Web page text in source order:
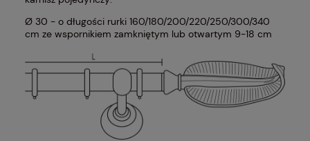
Ø 30 - o długości rurki 160/180/200/220/250/300/340
cm ze wspornikiem zamkniętym lub otwartym 9-18 cm